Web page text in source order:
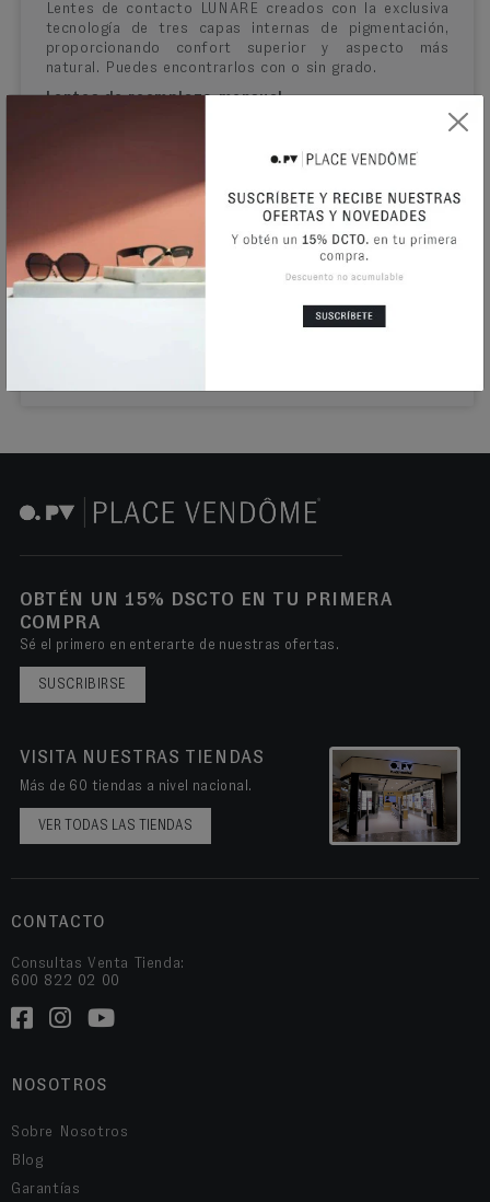
Lentes de contacto LUNARE creados con la exclusiva
tecnología de tres capas internas de pigmentación,
proporcionando confort superior y aspecto más
natural.
Puedes encontrarlos con o sin grado.
Lentes de reemplazo mensual
INFORMACIÓN ADICIONAL
Cosmético
Curva Base
8.7mm
Diámetro
Presentación
OBTÉN UN 15% DSCTO EN TU PRIMERA
COMPRA
Sé el primero en enterarte de nuestras ofertas.
SUSCRIBIRSE
VISITA NUESTRAS TIENDAS
Más de 60 tiendas a nivel nacional.
VER TODAS LAS TIENDAS
CONTACTO
Consultas Venta Tienda:
600 822 02 00
NOSOTROS
Sobre Nosotros
Blog
Garantías